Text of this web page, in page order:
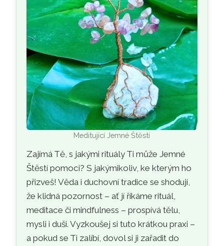
Meditující Jemné Štěstí
Zajímá Tě, s jakými rituály Ti může Jemné
Štěstí pomoci? S jakýmikoliv, ke kterým ho
přizveš! Věda i duchovní tradice se shodují,
že klidná pozornost – ať jí říkáme rituál,
meditace či mindfulness – prospívá tělu,
mysli i duši. Vyzkoušej si tuto krátkou praxi –
a pokud se Ti zalíbí, dovol si ji zařadit do